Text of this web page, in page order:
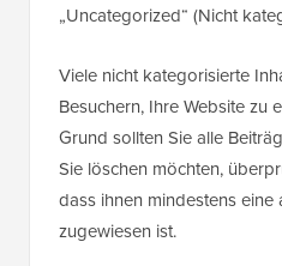
„Uncategorized“ (Nicht
Viele nicht kategorisierte
Besuchern, Ihre Website zu
Grund sollten Sie alle
Sie löschen möchten,
dass ihnen mindestens
zugewiesen ist.